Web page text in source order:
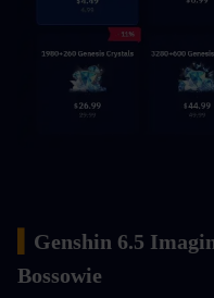
Genshin 6.5
Bossowie